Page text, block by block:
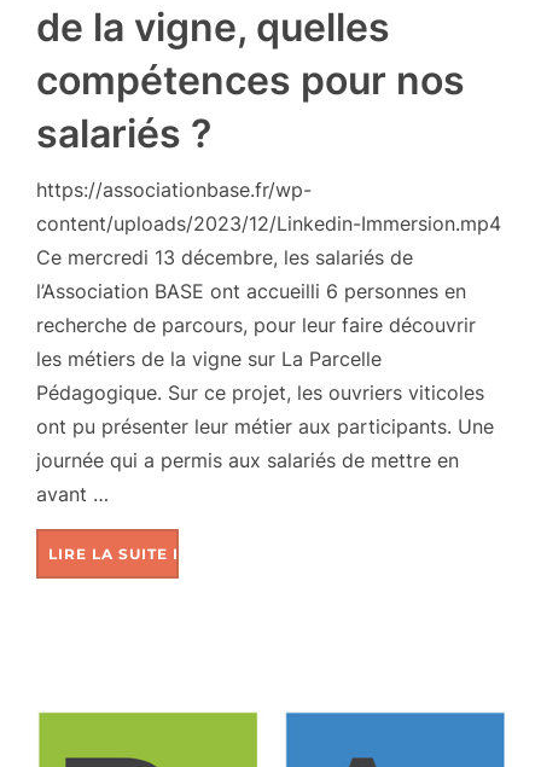
de la vigne, quelles
compétences pour nos
salariés ?
https://associationbase.fr/wp-
content/uploads/2023/12/Linkedin-Immersion.mp4
Ce mercredi 13 décembre, les salariés de
l’Association BASE ont accueilli 6 personnes en
recherche de parcours, pour leur faire découvrir
les métiers de la vigne sur La Parcelle
Pédagogique. Sur ce projet, les ouvriers viticoles
ont pu présenter leur métier aux participants. Une
journée qui a permis aux salariés de mettre en
avant …
LIRE LA SUITE DE